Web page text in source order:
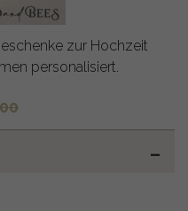
zur Hochzeit
personalisiert.